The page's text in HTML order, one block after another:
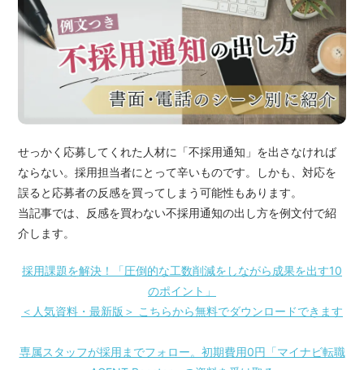
せっかく応募してくれた人材に「不採用通知」を出さなければ
ならない。採用担当者にとって辛いものです。しかも、対応を
誤ると応募者の反感を買ってしまう可能性もあります。
当記事では、反感を買わない不採用通知の出し方を例文付で紹
介します。
採用課題を解決！「圧倒的な工数削減をしながら成果を出す10
のポイント」
＜人気資料・最新版＞ こちらから無料でダウンロードできます
専属スタッフが採用までフォロー。初期費用0円「マイナビ転職